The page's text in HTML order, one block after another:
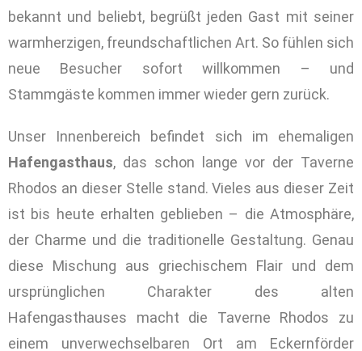
bekannt und beliebt, begrüßt jeden Gast mit seiner
warmherzigen, freundschaftlichen Art. So fühlen sich
neue Besucher sofort willkommen – und
Stammgäste kommen immer wieder gern zurück.
Unser Innenbereich befindet sich im ehemaligen
Hafengasthaus, das schon lange vor der Taverne
Rhodos an dieser Stelle stand. Vieles aus dieser Zeit
ist bis heute erhalten geblieben – die Atmosphäre,
der Charme und die traditionelle Gestaltung. Genau
diese Mischung aus griechischem Flair und dem
ursprünglichen Charakter des alten
Hafengasthauses macht die Taverne Rhodos zu
einem unverwechselbaren Ort am Eckernförder